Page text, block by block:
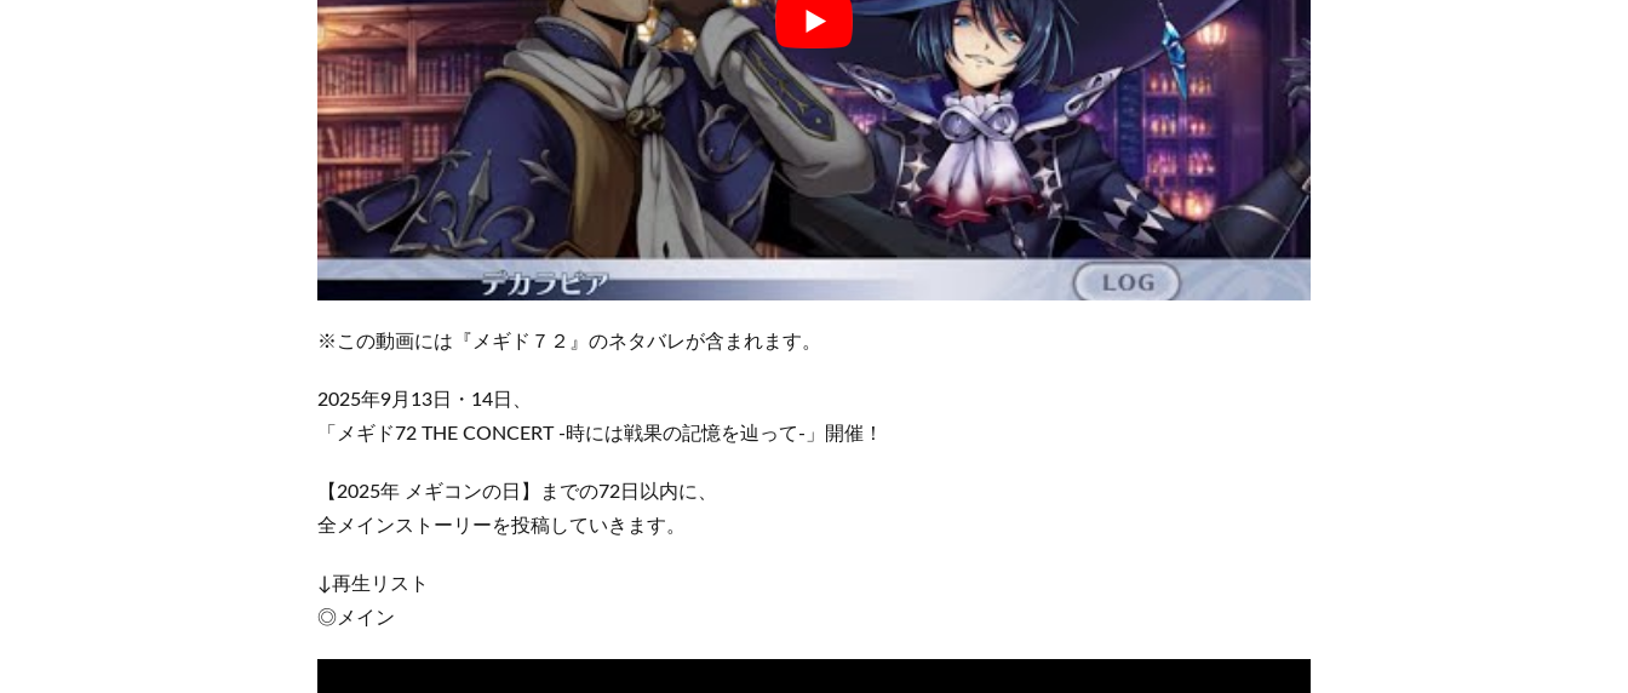
※この動画には『メギド７２』のネタバレが含まれます。
2025年9月13日・14日、
「メギド72 THE CONCERT -時には戦果の記憶を辿って-」開催！
【2025年 メギコンの日】までの72日以内に、
全メインストーリーを投稿していきます。
↓再生リスト
◎メイン